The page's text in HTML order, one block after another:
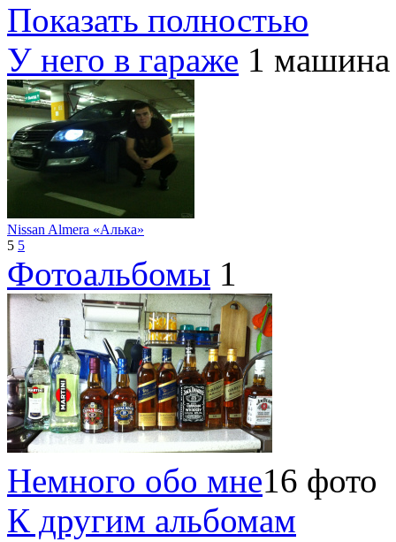
Показать полностью
У него в гараже 1 машина
Nissan Almera «Алька»
5 5
Фотоальбомы 1
Немного обо мне16 фото
К другим альбомам